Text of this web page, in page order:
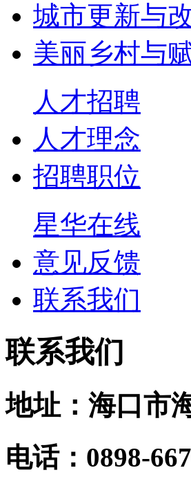
城市更新与
美丽乡村与
人才招聘
人才理念
招聘职位
星华在线
意见反馈
联系我们
联系我们
地址：海口市
电话：0898-